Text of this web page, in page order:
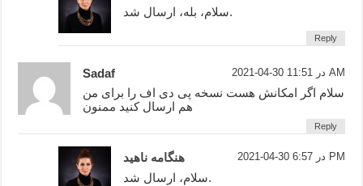
سلام، بله، ارسال شد.
Reply
Sadaf 2021-04-30 در 11:51 AM
سلام اگر امکانش هست نسخه پی دی اف را برای من
هم ارسال کنید ممنون
Reply
هنگامه ناهید 2021-04-30 در 6:57 PM
سلام، ارسال شد.